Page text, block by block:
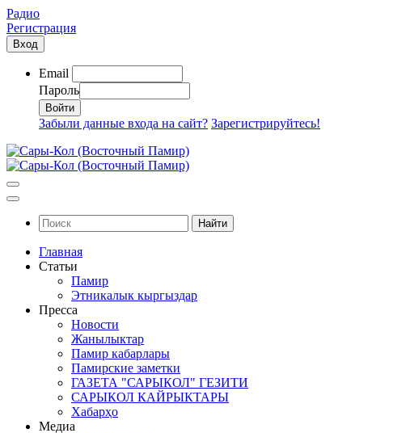
Радио
Регистрация
Вход
Email
Пароль
Забыли данные входа на сайт? Зарегистрируйтесь!
Найти
Главная
Статьи
Памир
Этникалык кыргыздар
Пресса
Новости
Жанылыктар
Памир кабарлары
Памирские заметки
ГАЗЕТА "САРЫКОЛ" ГЕЗИТИ
САРЫКОЛ КАЙРЫКТАРЫ
Хабарҳо
Медиа